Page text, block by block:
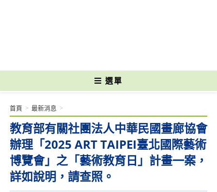
選單
教育部有關社團法人中華民國畫廊協會
辦理「2025 ART TAIPEI臺北國際藝術
博覽會」之「藝術教育日」計畫一案，
詳如說明，請查照。
首頁 > 最新消息 >